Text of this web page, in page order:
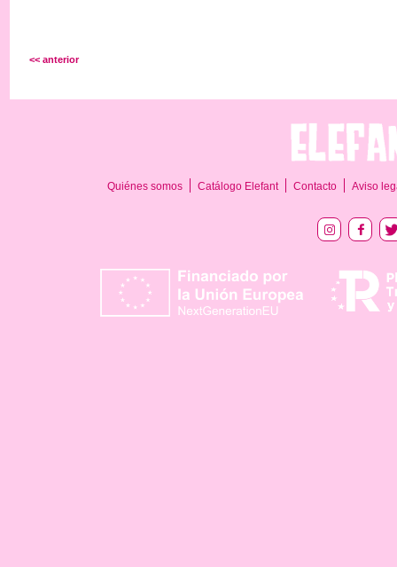
<< anterior
Quiénes somos Catálogo Elefant Contacto Aviso